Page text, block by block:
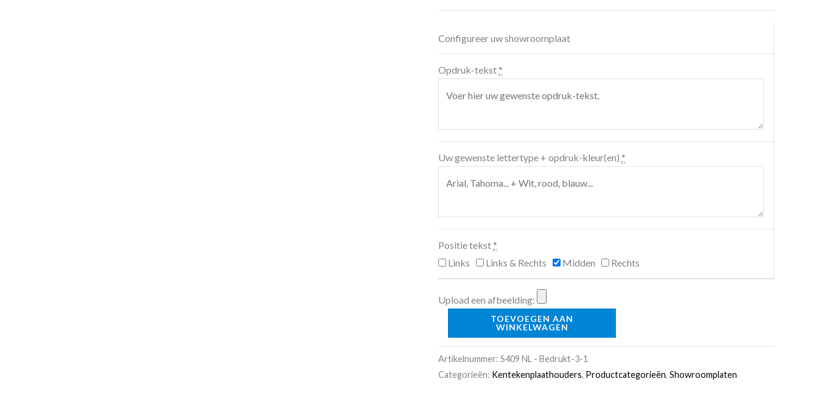
Configureer uw showroomplaat
Opdruk-tekst *
Uw gewenste lettertype + opdruk-kleur(en) *
Positie tekst *
Links
Links & Rechts Midden Rechts
Upload een afbeelding:
TOEVOEGEN AAN
WINKELWAGEN
Artikelnummer: S409 NL - Bedrukt-3-1
Categorieën: Kentekenplaathouders, Productcategorieën, Showroomplaten